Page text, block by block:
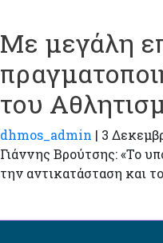
Με μεγάλη
του
dhmos_admin | 3
Γιάννης Βρούτσης: «Το
την αντικατάσταση και